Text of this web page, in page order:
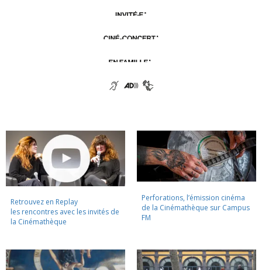
Retrouvez en Replay
les rencontres avec les invités de
la Cinémathèque
Perforations, l’émission cinéma
de la Cinémathèque sur Campus
FM